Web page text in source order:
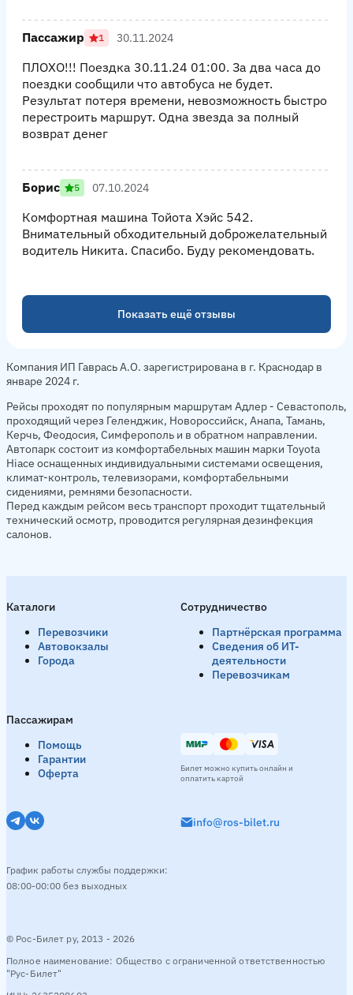
Пассажир 1 30.11.2024
ПЛОХО!!! Поездка 30.11.24 01:00. За два часа до
поездки сообщили что автобуса не будет.
Результат потеря времени, невозможность быстро
перестроить маршрут. Одна звезда за полный
возврат денег
Борис 5 07.10.2024
Комфортная машина Тойота Хэйс 542.
Внимательный обходительный доброжелательный
водитель Никита. Спасибо. Буду рекомендовать.
Показать ещё отзывы
Компания ИП Гаврась А.О. зарегистрирована в г. Краснодар в
январе 2024 г.
Рейсы проходят по популярным маршрутам Адлер - Севастополь,
проходящий через Геленджик, Новороссийск, Анапа, Тамань,
Керчь, Феодосия, Симферополь и в обратном направлении.
Автопарк состоит из комфортабельных машин марки Toyota
Hiace оснащенных индивидуальными системами освещения,
климат-контроль, телевизорами, комфортабельными
сидениями, ремнями безопасности.
Перед каждым рейсом весь транспорт проходит тщательный
технический осмотр, проводится регулярная дезинфекция
салонов.
Каталоги
Перевозчики
Автовокзалы
Города
Пассажирам
Помощь
Гарантии
Оферта
Сотрудничество
Партнёрская программа
Сведения об ИТ-
деятельности
Перевозчикам
© Рос-Билет ру, 2013 - 2026
Полное наименование: Общество с ограниченной ответственностью
"Рус-Билет"
info@ros-bilet.ru
График работы службы поддержки:
08:00-00:00 без выходных
Билет можно купить онлайн и
оплатить картой